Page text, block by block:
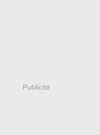
Publicité